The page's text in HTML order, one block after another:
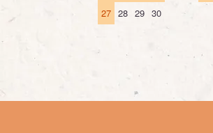
27 28 29 30